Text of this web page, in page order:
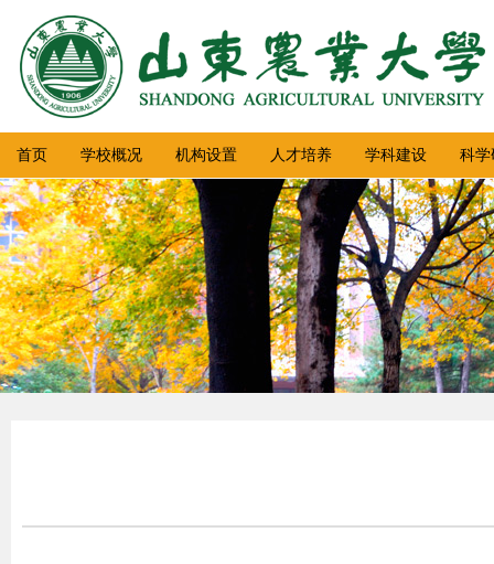
首页 学校概况 机构设置 人才培养 学科建设 科学